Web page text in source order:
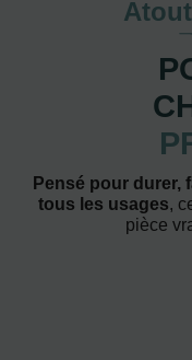
Pensé pour durer,
tous les usages,
pièce